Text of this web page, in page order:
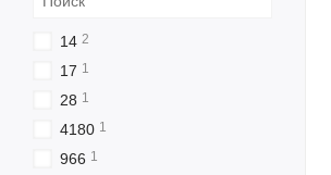
14 2
17 1
28 1
4180 1
966 1